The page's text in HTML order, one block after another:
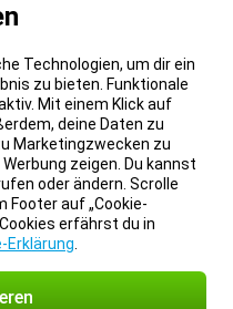
Technologien, um dir ein
zu bieten. Funktionale
Mit einem Klick auf
deine Daten zu
Marketingzwecken zu
zeigen. Du kannst
oder ändern. Scrolle
Footer auf „Cookie-
erfährst du in
Erklärung